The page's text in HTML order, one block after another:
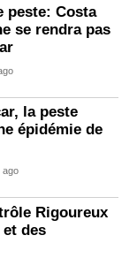
peste: Costa
se rendra pas
la peste
épidémie de
ago
Rigoureux
et des